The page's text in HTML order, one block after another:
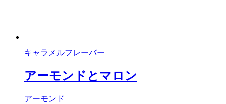
キャラメルフレーバー
アーモンドとマロン
アーモンド